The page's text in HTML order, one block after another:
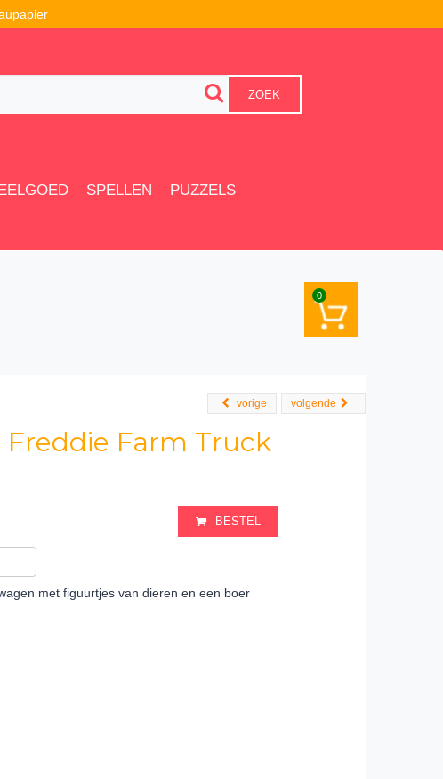
ZOEK
SPELLEN PUZZELS
0
volgende
vorige
Freddie Farm Truck
BESTEL
met figuurtjes van dieren en een boer